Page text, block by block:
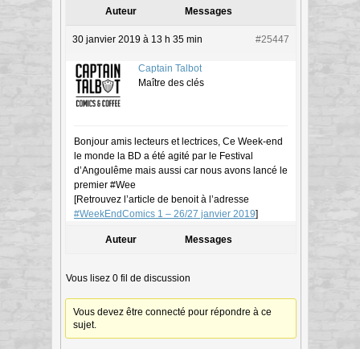
Auteur Messages
30 janvier 2019 à 13 h 35 min #25447
Captain Talbot
Maître des clés
Bonjour amis lecteurs et lectrices, Ce Week-end
le monde la BD a été agité par le Festival
d’Angoulême mais aussi car nous avons lancé le
premier #Wee
[Retrouvez l’article de benoit à l’adresse
#WeekEndComics 1 – 26/27 janvier 2019]
Auteur Messages
Vous lisez 0 fil de discussion
Vous devez être connecté pour répondre à ce
sujet.